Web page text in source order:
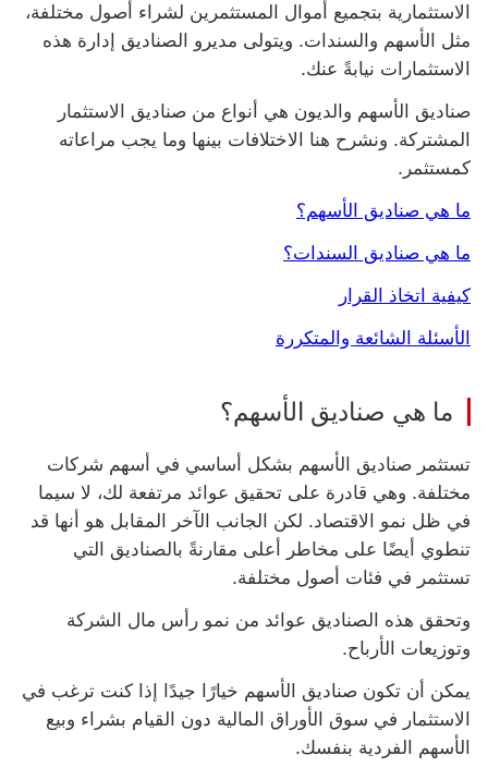
الاستثمارية بتجميع أموال المستثمرين لشراء أصول مختلفة،
مثل الأسهم والسندات. ويتولى مديرو الصناديق إدارة هذه
الاستثمارات نيابةً عنك.
صناديق الأسهم والديون هي أنواع من صناديق الاستثمار
المشتركة. ونشرح هنا الاختلافات بينها وما يجب مراعاته
كمستثمر.
ما هي صناديق الأسهم؟
ما هي صناديق السندات؟
كيفية اتخاذ القرار
الأسئلة الشائعة والمتكررة
ما هي صناديق الأسهم؟
تستثمر صناديق الأسهم بشكل أساسي في أسهم شركات
مختلفة. وهي قادرة على تحقيق عوائد مرتفعة لك، لا سيما
في ظل نمو الاقتصاد. لكن الجانب الآخر المقابل هو أنها قد
تنطوي أيضًا على مخاطر أعلى مقارنةً بالصناديق التي
تستثمر في فئات أصول مختلفة.
وتحقق هذه الصناديق عوائد من نمو رأس مال الشركة
وتوزيعات الأرباح.
يمكن أن تكون صناديق الأسهم خيارًا جيدًا إذا كنت ترغب في
الاستثمار في سوق الأوراق المالية دون القيام بشراء وبيع
الأسهم الفردية بنفسك.